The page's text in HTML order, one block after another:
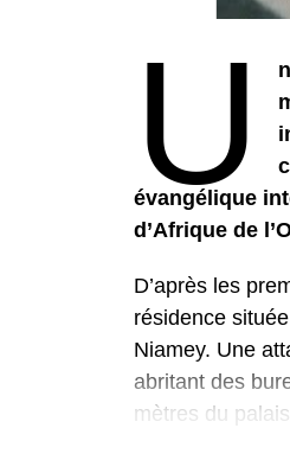
U
évangélique
d’Afrique de
D’après les
résidence
Niamey. Une
abritant des
mètres du